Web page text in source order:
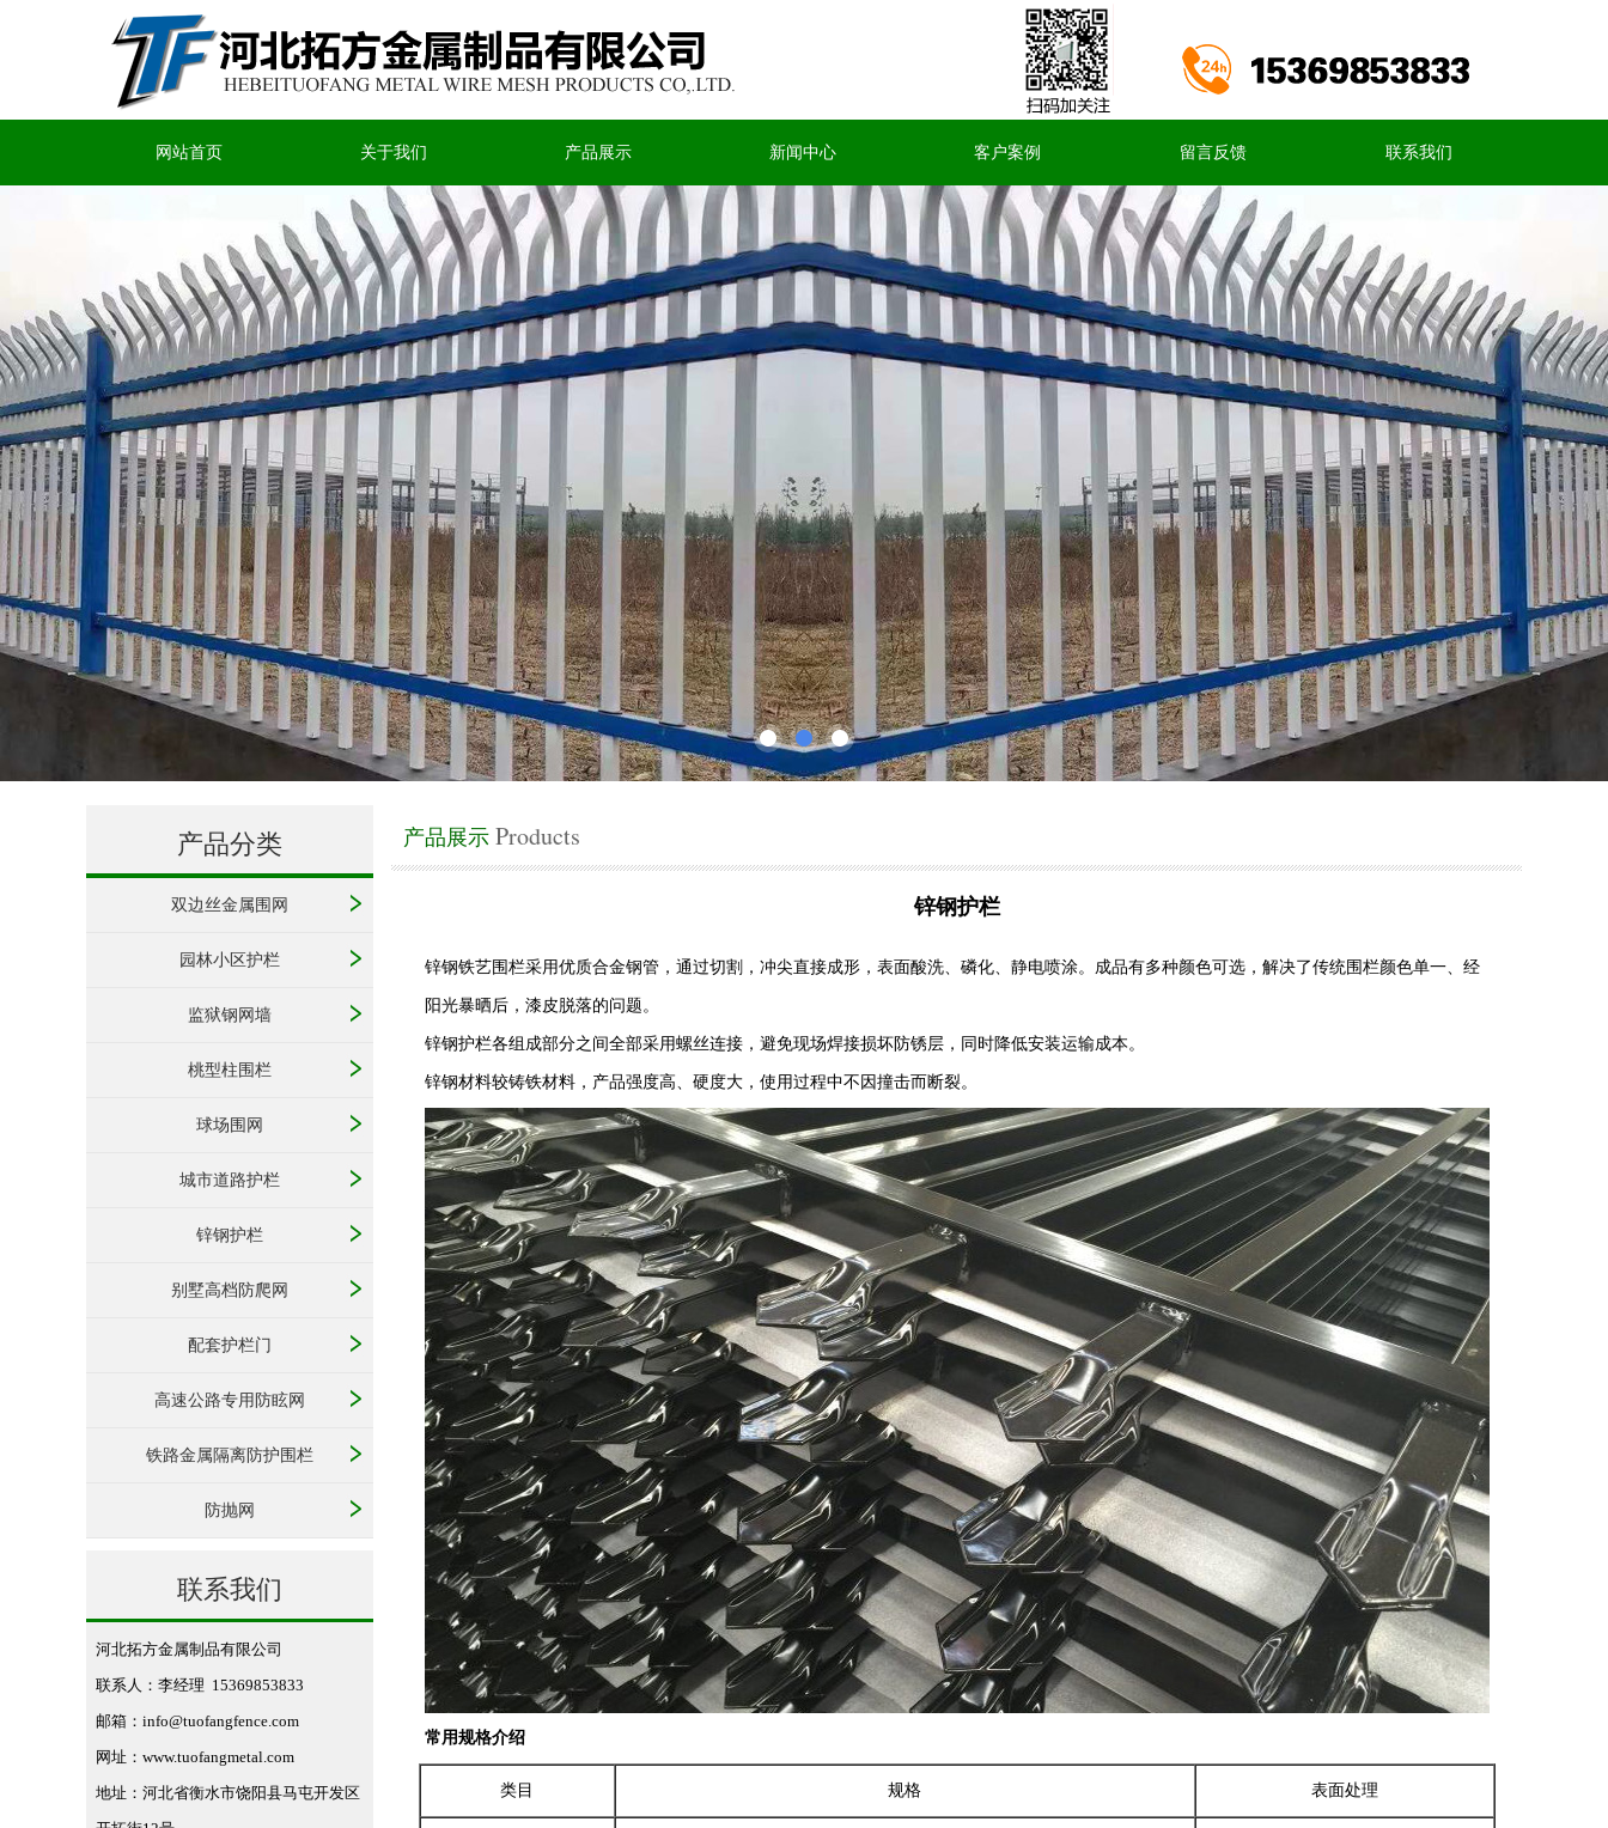
网站首页 关于我们 产品展示 新闻中心 客户案例 留言反馈 联系我们
产品分类
双边丝金属围网
园林小区护栏
监狱钢网墙
桃型柱围栏
球场围网
城市道路护栏
锌钢护栏
别墅高档防爬网
配套护栏门
高速公路专用防眩网
铁路金属隔离防护围栏
防抛网
联系我们
河北拓方金属制品有限公司
联系人：李经理 15369853833
邮箱：info@tuofangfence.com
网址：www.tuofangmetal.com
地址：河北省衡水市饶阳县马屯开发区
产品展示 Products
锌钢护栏
锌钢铁艺围栏采用优质合金钢管，通过切割，冲尖直接成形，表面酸洗、磷化、静电喷涂。成品有多种颜色可选，解决了传统围栏颜色单一、经
阳光暴晒后，漆皮脱落的问题。
锌钢护栏各组成部分之间全部采用螺丝连接，避免现场焊接损坏防锈层，同时降低安装运输成本。
锌钢材料较铸铁材料，产品强度高、硬度大，使用过程中不因撞击而断裂。
常用规格介绍
类目 规格 表面处理